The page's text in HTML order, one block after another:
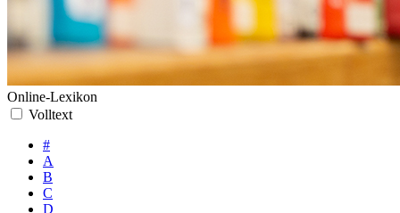
Online-Lexikon
Volltext
#
A
B
C
D